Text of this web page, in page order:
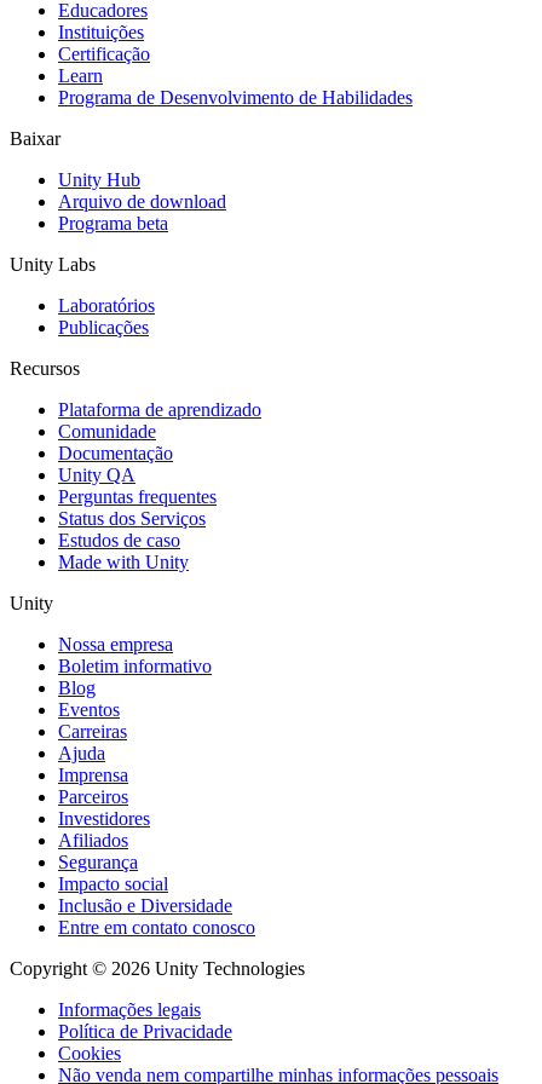
Jogos XR
Lance jogos XR em várias plataformas
Jogos com multijogador
Simplifique o desenvolvimento de jogos multiplayer
Educadores
Instituições
Certificação
Learn
Programa de Desenvolvimento de Habilidades
Baixar
Unity Hub
Arquivo de download
Programa beta
Unity Labs
Laboratórios
Publicações
Recursos
Plataforma de aprendizado
Comunidade
Documentação
Unity QA
Perguntas frequentes
Status dos Serviços
Estudos de caso
Made with Unity
Unity
Nossa empresa
Boletim informativo
Blog
Eventos
Carreiras
Ajuda
Imprensa
Parceiros
Investidores
Afiliados
Segurança
Impacto social
Inclusão e Diversidade
Entre em contato conosco
Copyright © 2026 Unity Technologies
Informações legais
Política de Privacidade
Cookies
Não venda nem compartilhe minhas informações pessoais